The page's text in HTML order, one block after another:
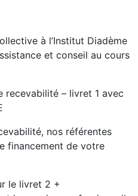
à l’Institut Diadème
et conseil au cours
recevabilité – livret 1 avec
nos référentes
financement de votre
le livret 2 +